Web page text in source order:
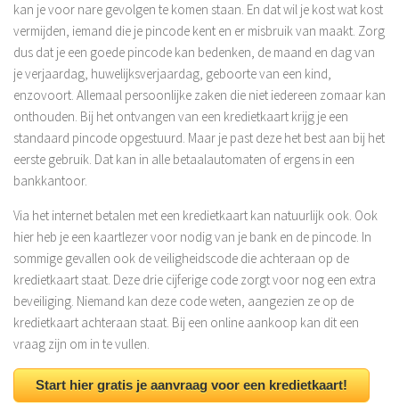
kan je voor nare gevolgen te komen staan. En dat wil je kost wat kost
vermijden, iemand die je pincode kent en er misbruik van maakt. Zorg
dus dat je een goede pincode kan bedenken, de maand en dag van
je verjaardag, huwelijksverjaardag, geboorte van een kind,
enzovoort. Allemaal persoonlijke zaken die niet iedereen zomaar kan
onthouden. Bij het ontvangen van een kredietkaart krijg je een
standaard pincode opgestuurd. Maar je past deze het best aan bij het
eerste gebruik. Dat kan in alle betaalautomaten of ergens in een
bankkantoor.
Via het internet betalen met een kredietkaart kan natuurlijk ook. Ook
hier heb je een kaartlezer voor nodig van je bank en de pincode. In
sommige gevallen ook de veiligheidscode die achteraan op de
kredietkaart staat. Deze drie cijferige code zorgt voor nog een extra
beveiliging. Niemand kan deze code weten, aangezien ze op de
kredietkaart achteraan staat. Bij een online aankoop kan dit een
vraag zijn om in te vullen.
Start hier gratis je aanvraag voor een kredietkaart!